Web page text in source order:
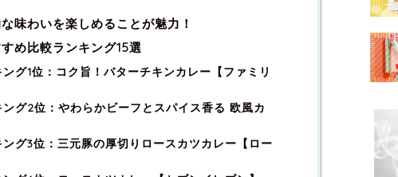
味わいを楽しめることが魅力！
め比較ランキング15選
グ1位：コク旨！バターチキンカレー【ファミリ
グ2位：やわらかビーフとスパイス香る 欧風カ
グ3位：三元豚の厚切りロースカツカレー【ロー